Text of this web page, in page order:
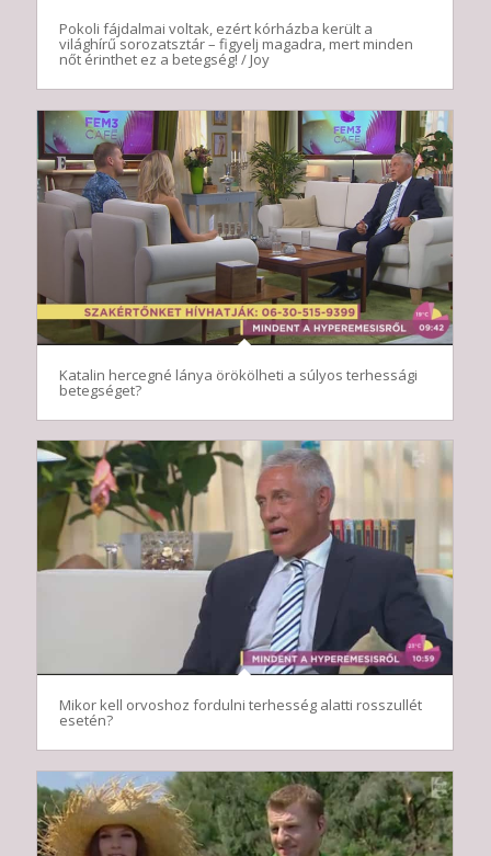
Pokoli fájdalmai voltak, ezért kórházba került a
világhírű sorozatsztár – figyelj magadra, mert minden
nőt érinthet ez a betegség! / Joy
Katalin hercegné lánya örökölheti a súlyos terhessági
betegséget?
Mikor kell orvoshoz fordulni terhesség alatti rosszullét
esetén?